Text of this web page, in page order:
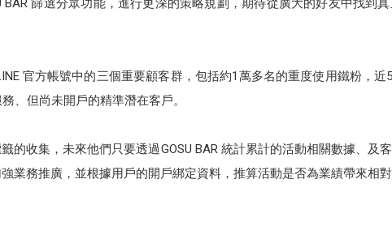
官方帳號中的三個重要顧客群，包括約1萬多名的重度使用鐵粉，近
、但尚未開戶的精準潛在客戶。
的收集，未來他們只要透過GOSU BAR 統計累計的活動相關數據、及
業務推廣，並根據用戶的開戶綁定資料，推算活動是否為業績帶來相對